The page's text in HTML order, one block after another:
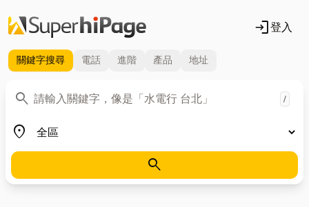
login登入
關鍵字搜尋 電話 進階 產品 地址
search
關鍵字 /
place
地區
search